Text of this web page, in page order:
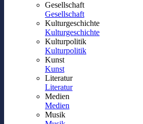
Gesellschaft
Gesellschaft
Kulturgeschichte
Kulturgeschichte
Kulturpolitik
Kulturpolitik
Kunst
Kunst
Literatur
Literatur
Medien
Medien
Musik